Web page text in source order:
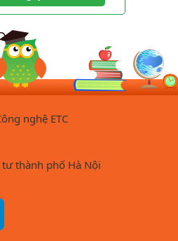
nghệ ETC
tư thành phố Hà Nội